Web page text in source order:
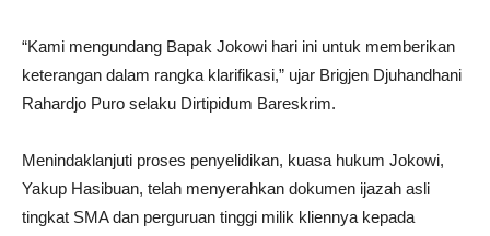
“Kami mengundang Bapak Jokowi hari ini untuk memberikan
keterangan dalam rangka klarifikasi,” ujar Brigjen Djuhandhani
Rahardjo Puro selaku Dirtipidum Bareskrim.
Menindaklanjuti proses penyelidikan, kuasa hukum Jokowi,
Yakup Hasibuan, telah menyerahkan dokumen ijazah asli
tingkat SMA dan perguruan tinggi milik kliennya kepada